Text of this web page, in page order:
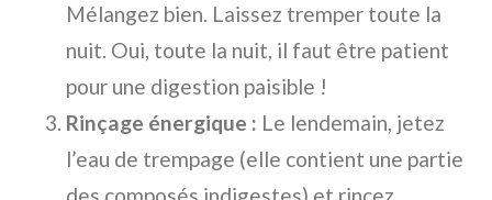
Mélangez bien. Laissez tremper toute la
nuit. Oui, toute la nuit, il faut être patient
pour une digestion paisible !
Rinçage énergique : Le lendemain, jetez
l’eau de trempage (elle contient une partie